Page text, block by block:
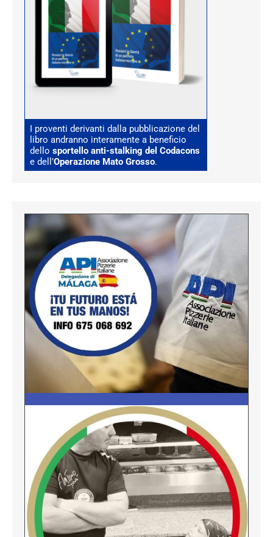
I proventi derivanti dalla pubblicazione del
libro andranno interamente a beneficio
dello sportello anti-stalking del Codacons
e dell’Operazione Mato Grosso.